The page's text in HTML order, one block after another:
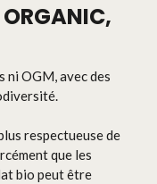
ORGANIC,
ni OGM, avec des
respectueuse de
que les
bio peut être